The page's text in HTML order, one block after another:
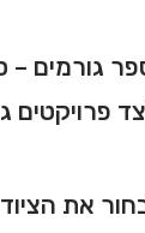
גורמים
את